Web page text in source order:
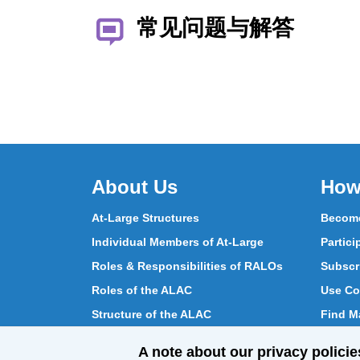
常见问题与解答
About Us
At-Large Structures
Individual Members of At-Large
Roles & Responsibilities of RALOs
Roles of the ALAC
Structure of the ALAC
Use
Find
A note about our privacy